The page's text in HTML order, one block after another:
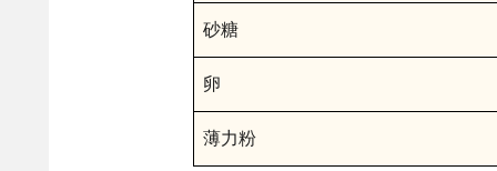
砂糖
卵
薄力粉